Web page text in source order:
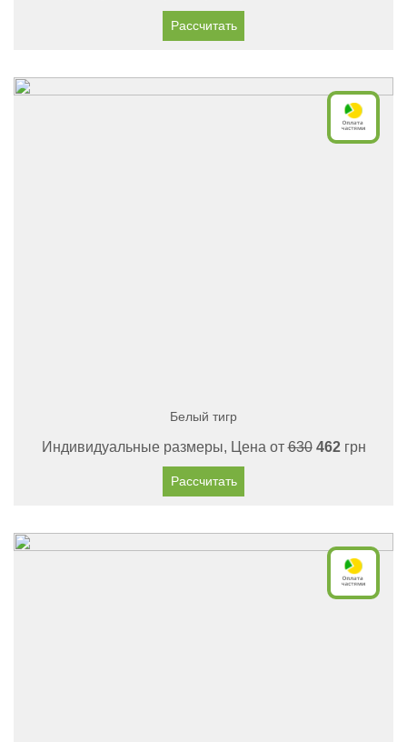
Рассчитать
Белый тигр
Индивидуальные размеры, Цена от630 462грн
Рассчитать